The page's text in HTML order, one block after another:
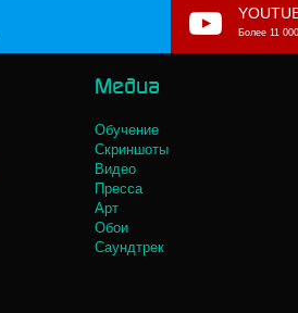
Более 11
Медиа
Обучение
Скриншоты
Видео
Пресса
Арт
Обои
Саундтрек